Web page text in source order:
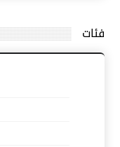
فئات